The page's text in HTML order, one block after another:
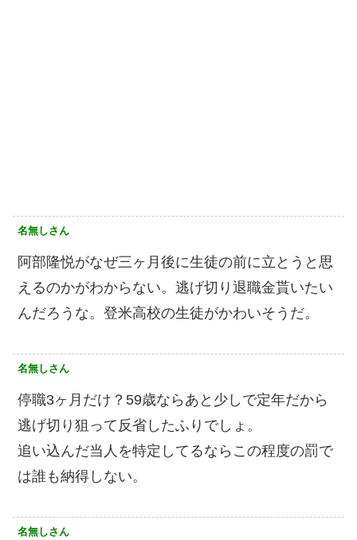
名無しさん
阿部隆悦がなぜ三ヶ月後に生徒の前に立とうと思
えるのかがわからない。逃げ切り退職金貰いたい
んだろうな。登米高校の生徒がかわいそうだ。
名無しさん
停職3ヶ月だけ？59歳ならあと少しで定年だから
逃げ切り狙って反省したふりでしょ。
追い込んだ当人を特定してるならこの程度の罰で
は誰も納得しない。
名無しさん